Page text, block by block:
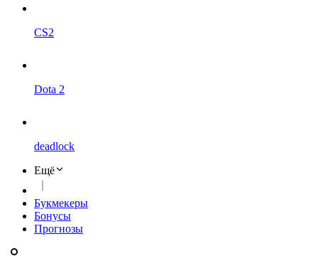
CS2
Dota 2
deadlock
Ещё
Букмекеры
Бонусы
Прогнозы